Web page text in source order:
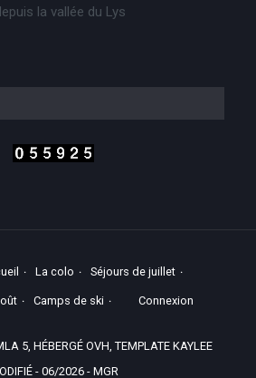
la vallée du Lys
La colo Séjours de juillet
Camps de ski Connexion
5, HÉBERGÉ OVH, TEMPLATE KAYLEE
- 06/2026 - MGR